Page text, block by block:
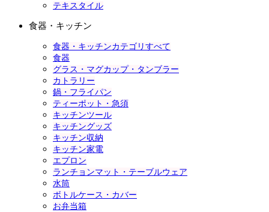
テキスタイル
食器・キッチン
食器・キッチンカテゴリすべて
食器
グラス・マグカップ・タンブラー
カトラリー
鍋・フライパン
ティーポット・急須
キッチンツール
キッチングッズ
キッチン収納
キッチン家電
エプロン
ランチョンマット・テーブルウェア
水筒
ボトルケース・カバー
お弁当箱